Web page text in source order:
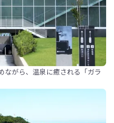
ながら、温泉に癒される「ガラ